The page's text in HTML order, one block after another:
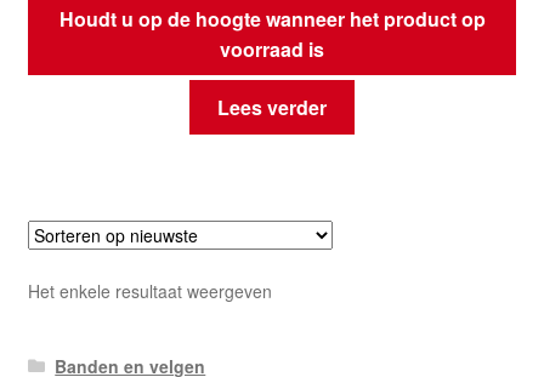
Houdt u op de hoogte wanneer het product op
voorraad is
Lees verder
Het enkele resultaat weergeven
Banden en velgen